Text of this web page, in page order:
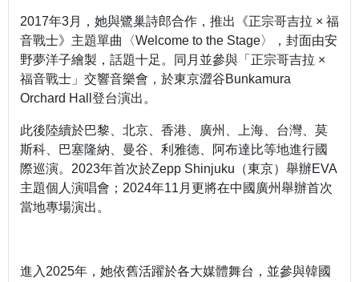
2017年3月，她與鷺巢詩郎合作，推出《正宗哥吉拉 × 福
音戰士》主題單曲〈Welcome to the Stage〉，封面由安
野夢洋子繪製，話題十足。同月並參與「正宗哥吉拉 ×
福音戰士」交響音樂會，於東京澀谷Bunkamura
Orchard Hall登台演出。
此後陸續於巴黎、北京、香港、廣州、上海、台灣、莫
斯科、巴塞隆納、曼谷、利雅德、阿布達比等地進行國
際巡演。2023年首次於Zepp Shinjuku（東京）舉辦EVA
主題個人演唱會；2024年11月更將在中國廣州舉辦首次
當地專場演出。
進入2025年，她依舊活躍於各大媒體舞台，並參與韓國